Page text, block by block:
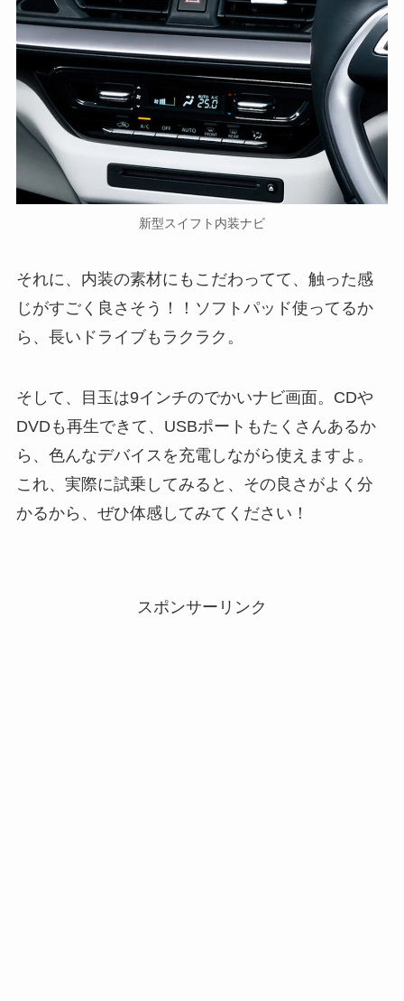
新型スイフト内装ナビ
それに、内装の素材にもこだわってて、触った感
じがすごく良さそう！！ソフトパッド使ってるか
ら、長いドライブもラクラク。
そして、目玉は9インチのでかいナビ画面。CDや
DVDも再生できて、USBポートもたくさんあるか
ら、色んなデバイスを充電しながら使えますよ。
これ、実際に試乗してみると、その良さがよく分
かるから、ぜひ体感してみてください！
スポンサーリンク